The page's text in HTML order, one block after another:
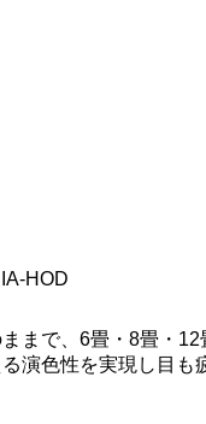
HOD
まで、6畳・8畳・
演色性を実現し目も